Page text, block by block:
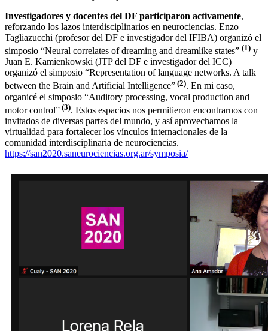
Investigadores y docentes del DF participaron activamente,
reforzando los lazos interdisciplinarios en neurociencias. Enzo
Tagliazucchi (profesor del DF e investigador del IFIBA) organizó el
simposio “Neural correlates of dreaming and dreamlike states” (1) y
Juan E. Kamienkowski (JTP del DF e investigador del ICC)
organizó el simposio “Representation of language networks. A talk
between the Brain and Artificial Intelligence” (2). En mi caso,
organicé el simposio “Auditory processing, vocal production and
motor control” (3). Estos espacios nos permitieron encontrarnos con
invitados de diversas partes del mundo, y así aprovechamos la
virtualidad para fortalecer los vínculos internacionales de la
comunidad interdisciplinaria de neurociencias.
https://san2020.saneurociencias.org.ar/symposia/